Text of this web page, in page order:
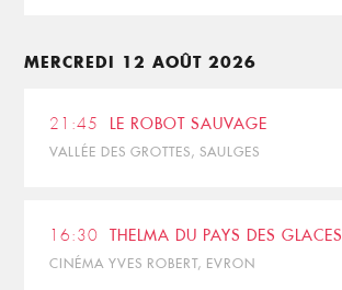
MERCREDI 12 AOÛT 2026
21:45 LE ROBOT SAUVAGE
VALLÉE DES GROTTES, SAULGES
16:30 THELMA DU PAYS DES GLACES
CINÉMA YVES ROBERT, EVRON